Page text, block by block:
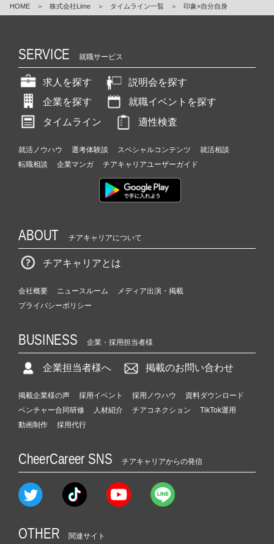
HOME ＞ 株式会社Lime ＞ タイムライン一覧 ＞ 印象×自分自身
SERVICE 就職サービス
求人を探す
説明会を探す
企業を探す
就職イベントを探す
タイムライン
適性検査
就活ノウハウ 選考体験談 スペシャルコンテンツ
就活相談
転職相談
企業マンガ チアキャリアユーザーガイド
ABOUT チアキャリアについて
チアキャリアとは
会社概要 ニュースルーム
メディア出演・掲載
プライバシーポリシー
BUSINESS 企業・採用担当者様
企業担当者様へ 掲載のお問い合わせ
掲載企業様の声 採用イベント 採用ノウハウ
資料ダウンロード
ベンチャー合同研修
人材紹介 チアコネクション
TikTok運用
動画制作
採用代行
CheerCareer SNS チアキャリアからの発信
OTHER 関連サイト